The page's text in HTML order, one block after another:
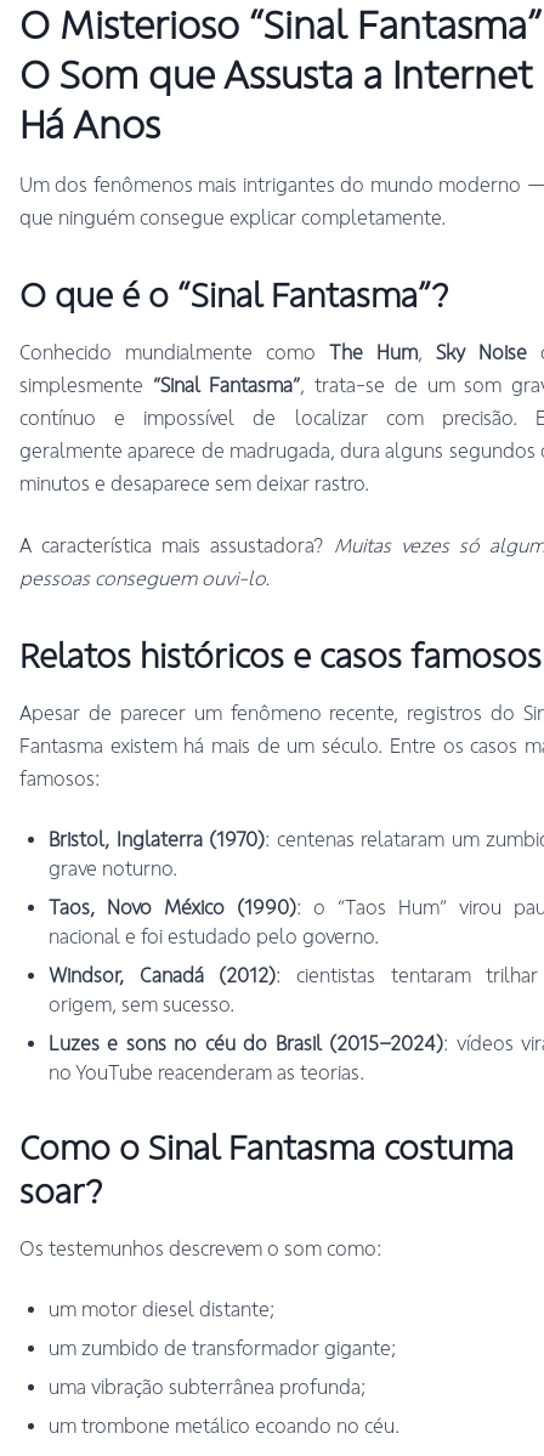
O Misterioso “Sinal
O Som que Assusta a Internet
Há Anos
Um dos fenômenos mais intrigantes do mundo moderno
que ninguém consegue explicar completamente.
O que é o “Sinal Fantasma”?
Conhecido mundialmente como The Hum Sky Noise
simplesmente “Sinal Fantasma” , trata-se de um som
contínuo e impossível de localizar com precisão.
geralmente aparece de madrugada, dura alguns segundos
minutos e desaparece sem deixar rastro.
A característica mais assustadora?
Muitas vezes só
pessoas conseguem ouvi-lo.
Relatos históricos e casos famosos
Apesar de parecer um fenômeno recente, registros do
Fantasma existem há mais de um século. Entre os casos
famosos:
Bristol, Inglaterra (1970): centenas relataram um
grave noturno.
Taos, Novo México (1990): o “Taos Hum” virou
nacional e foi estudado pelo governo.
Windsor, Canadá (2012): cientistas tentaram
origem, sem sucesso.
Luzes e sons no céu do Brasil (2015–2024): vídeos
no YouTube reacenderam as teorias.
Como o Sinal Fantasma costuma
soar?
Os testemunhos descrevem o som como:
um motor diesel distante;
um zumbido de transformador gigante;
uma vibração subterrânea profunda;
um trombone metálico ecoando no céu.